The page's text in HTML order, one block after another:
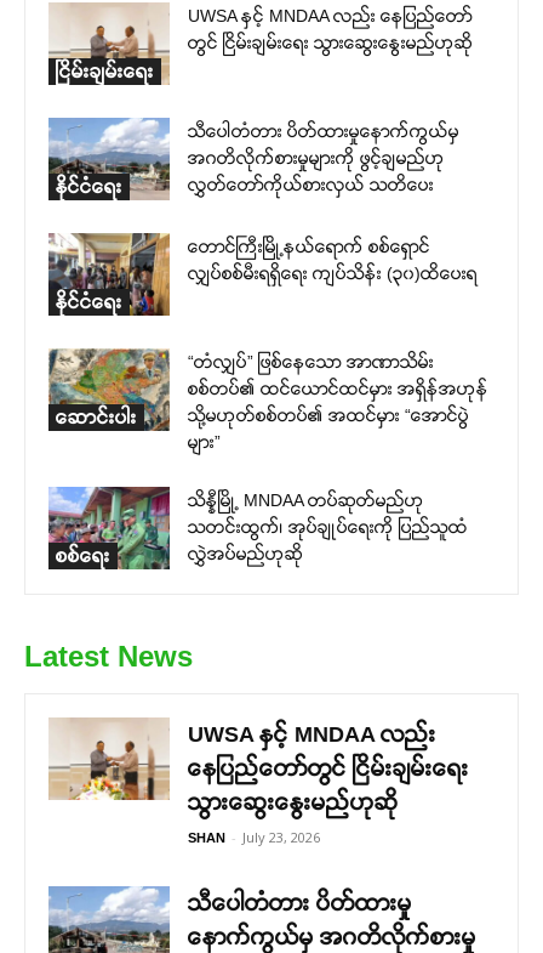
ငြိမ်းချမ်းရေး
UWSA နှင့် MNDAA လည်း နေပြည်တော်
တွင် ငြိမ်းချမ်းရေး သွားဆွေးနွေးမည်ဟုဆို
နိုင်ငံရေး
သီပေါတံတား ပိတ်ထားမှုနောက်ကွယ်မှ
အဂတိလိုက်စားမှုများကို ဖွင့်ချမည်ဟု
လွှတ်တော်ကိုယ်စားလှယ် သတိပေး
နိုင်ငံရေး
တောင်ကြီးမြို့နယ်ရောက် စစ်ရှောင်
လျှပ်စစ်မီးရရှိရေး ကျပ်သိန်း (၃၀)ထိပေးရ
ဆောင်းပါး
“တံလျှပ်” ဖြစ်နေသော အာဏာသိမ်း
စစ်တပ်၏ ထင်ယောင်ထင်မှား အရှိန်အဟုန်
သို့မဟုတ်စစ်တပ်၏ အထင်မှား “အောင်ပွဲ
များ”
စစ်ရေး
သိန္နီမြို့ MNDAA တပ်ဆုတ်မည်ဟု
သတင်းထွက်၊ အုပ်ချုပ်ရေးကို ပြည်သူထံ
လွှဲအပ်မည်ဟုဆို
Latest News
UWSA နှင့် MNDAA လည်း
နေပြည်တော်တွင် ငြိမ်းချမ်းရေး
သွားဆွေးနွေးမည်ဟုဆို
SHAN - July 23, 2026
သီပေါတံတား ပိတ်ထားမှု
နောက်ကွယ်မှ အဂတိလိုက်စားမှု